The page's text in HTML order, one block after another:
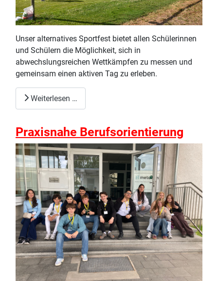
Unser alternatives Sportfest bietet allen Schülerinnen
und Schülern die Möglichkeit, sich in
abwechslungsreichen Wettkämpfen zu messen und
gemeinsam einen aktiven Tag zu erleben.
Weiterlesen …
Praxisnahe Berufsorientierung